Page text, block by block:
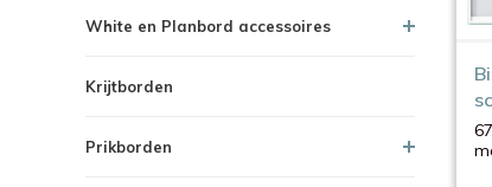
White en Planbord accessoires
Krijtborden
Prikborden